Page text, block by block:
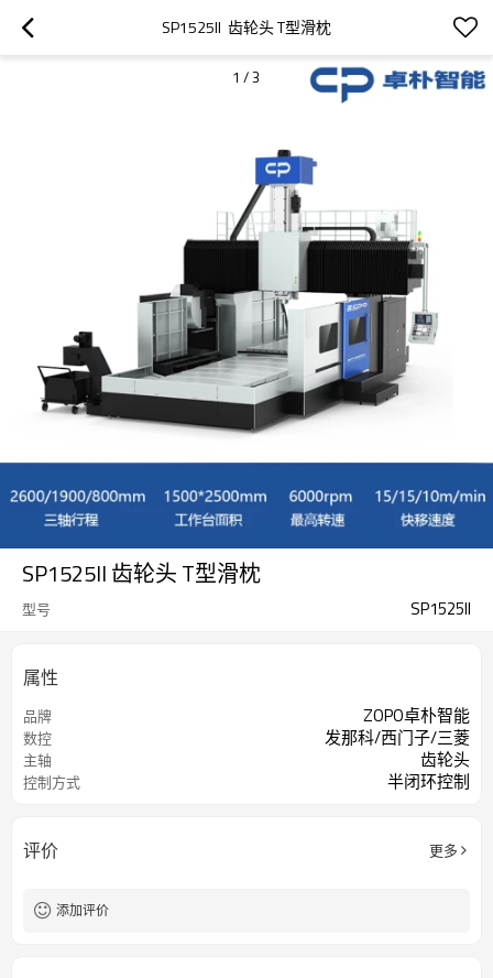
SP1525II  齿轮头 T型滑枕
1 /3
SP1525II 齿轮头 T型滑枕
型号 SP1525II
属性
品牌 ZOPO卓朴智能
数控 发那科/西门子/三菱
主轴 齿轮头
控制方式 半闭环控制
评价 更多
添加评价